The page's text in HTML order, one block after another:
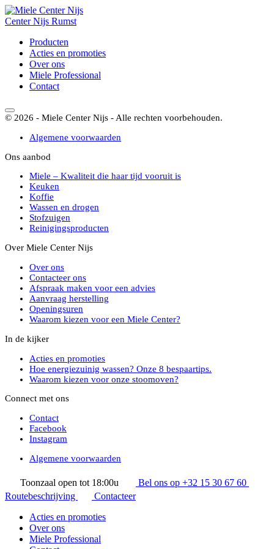
CenterNijs Rumst
Producten
Acties en promoties
Over ons
Miele Professional
Contact
© 2026 - Miele Center Nijs - Alle rechten voorbehouden.
Algemene voorwaarden
Ons aanbod
Miele – Kwaliteit die haar tijd vooruit is
Keuken
Koffie
Wassen en drogen
Stofzuigen
Reinigingsproducten
Over Miele Center Nijs
Over ons
Contacteer ons
Afspraak maken voor een advies
Aanvraag herstelling
Openingsuren
Waarom kiezen voor een Miele Center?
In de kijker
Acties en promoties
Hoe energiezuinig wassen? Onze 8 bespaartips.
Waarom kiezen voor onze stoomoven?
Connect met ons
Contact
Facebook
Instagram
Algemene voorwaarden
Toonzaal open tot 18:00u
Bel ons op +32 15 30 67 60
Routebeschrijving
Contacteer
Acties en promoties
Over ons
Miele Professional